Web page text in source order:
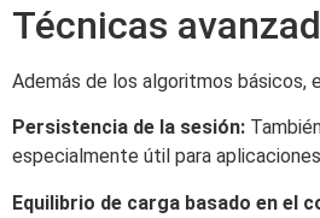
Técnicas
Además de los algoritmos básicos,
Persistencia de la sesión:
especialmente útil para
Equilibrio de carga basado en el